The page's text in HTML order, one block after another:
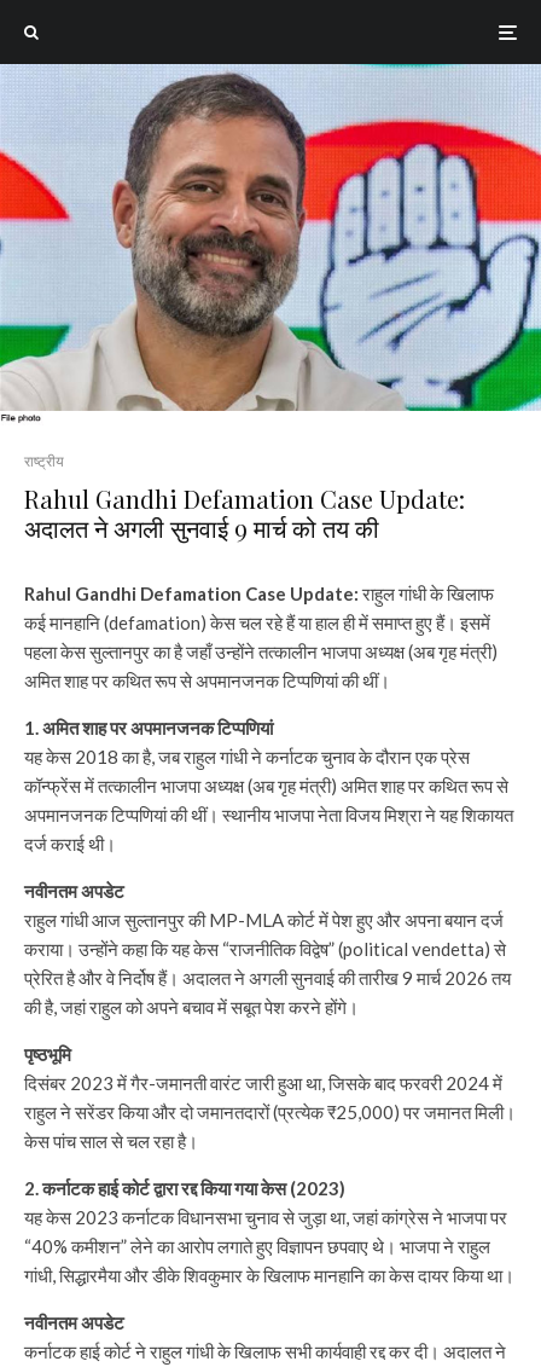
राष्ट्रीय
Rahul Gandhi Defamation Case Update:
अदालत ने अगली सुनवाई 9 मार्च को तय की
Rahul Gandhi Defamation Case Update:राहुल गांधी के खिलाफ
कई मानहानि (defamation) केस चल रहे हैं या हाल ही में समाप्त हुए हैं। इसमें
पहला केस सुल्तानपुर का है जहाँ उन्होंने तत्कालीन भाजपा अध्यक्ष (अब गृह मंत्री)
अमित शाह पर कथित रूप से अपमानजनक टिप्पणियां की थीं।
1. अमित शाह पर अपमानजनक टिप्पणियां
यह केस 2018 का है, जब राहुल गांधी ने कर्नाटक चुनाव के दौरान एक प्रेस
कॉन्फ्रेंस में तत्कालीन भाजपा अध्यक्ष (अब गृह मंत्री) अमित शाह पर कथित रूप से
अपमानजनक टिप्पणियां की थीं। स्थानीय भाजपा नेता विजय मिश्रा ने यह शिकायत
दर्ज कराई थी।
नवीनतम अपडेट
राहुल गांधी आज सुल्तानपुर की MP-MLA कोर्ट में पेश हुए और अपना बयान दर्ज
कराया। उन्होंने कहा कि यह केस “राजनीतिक विद्वेष” (political vendetta) से
प्रेरित है और वे निर्दोष हैं। अदालत ने अगली सुनवाई की तारीख 9 मार्च 2026 तय
की है, जहां राहुल को अपने बचाव में सबूत पेश करने होंगे।
पृष्ठभूमि
दिसंबर 2023 में गैर-जमानती वारंट जारी हुआ था, जिसके बाद फरवरी 2024 में
राहुल ने सरेंडर किया और दो जमानतदारों (प्रत्येक ₹25,000) पर जमानत मिली।
केस पांच साल से चल रहा है।
2. कर्नाटक हाई कोर्ट द्वारा रद्द किया गया केस (2023)
यह केस 2023 कर्नाटक विधानसभा चुनाव से जुड़ा था, जहां कांग्रेस ने भाजपा पर
“40% कमीशन” लेने का आरोप लगाते हुए विज्ञापन छपवाए थे। भाजपा ने राहुल
गांधी, सिद्धारमैया और डीके शिवकुमार के खिलाफ मानहानि का केस दायर किया था।
नवीनतम अपडेट
कर्नाटक हाई कोर्ट ने राहुल गांधी के खिलाफ सभी कार्यवाही रद्द कर दी। अदालत ने